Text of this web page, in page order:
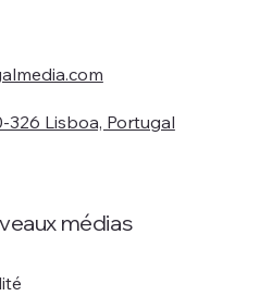
326 Lisboa, Portugal
médias